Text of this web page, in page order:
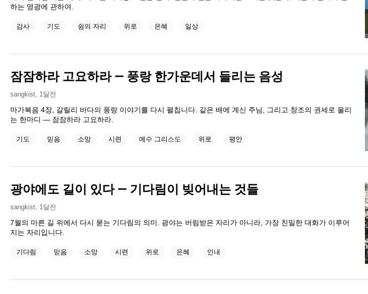
하는 영광에 관하여.
감사 기도 쉼의 자리 위로 은혜 일상
잠잠하라 고요하라 — 풍랑 한가운데서 들리는 음성
sangkist 1달전
마가복음 4장, 갈릴리 바다의 풍랑 이야기를 다시 펼칩니다. 같은 배에 계신 주님, 그리고 창조의 권세로 울리
는 한마디 — 잠잠하라 고요하라.
기도 믿음 소망 시련 예수 그리스도 위로 평안
광야에도 길이 있다 — 기다림이 빚어내는 것들
sangkist 1달전
7월의 마른 길 위에서 다시 묻는 기다림의 의미. 광야는 버림받은 자리가 아니라, 가장 친밀한 대화가 이루어
지는 자리입니다.
기다림 믿음 소망 시련 위로 은혜 인내